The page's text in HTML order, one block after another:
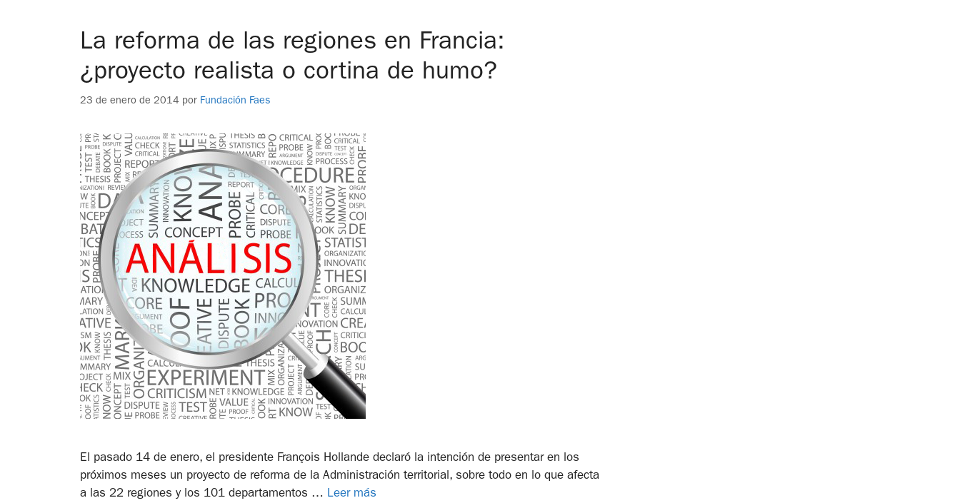
La reforma de las regiones en Francia:
¿proyecto realista o cortina de humo?
23 de enero de 2014 por Fundación Faes
El pasado 14 de enero, el presidente François Hollande declaró la intención de presentar en los
próximos meses un proyecto de reforma de la Administración territorial, sobre todo en lo que afecta
a las 22 regiones y los 101 departamentos … Leer más